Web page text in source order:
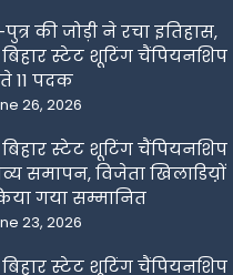
पुत्र की जोड़ी ने रचा इतिहास,
बिहार स्टेट शूटिंग चैंपियनशिप
11 पदक
26, 2026
बिहार स्टेट शूटिंग चैंपियनशिप
समापन, विजेता खिलाडिय़ों
गया सम्मानित
23, 2026
बिहार स्टेट शूटिंग चैंपियनशिप